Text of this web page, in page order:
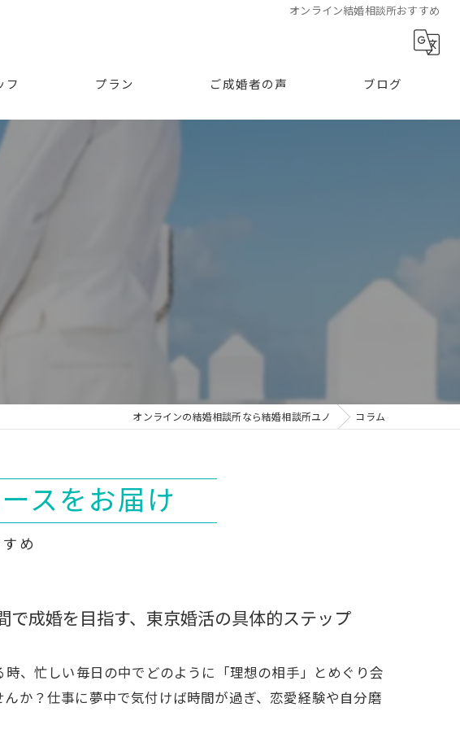
オンライン結婚相談所おすすめ
フ プラン ご成婚者の声 ブログ
オンラインの結婚相談所なら結婚相談所ユノ コラム
スをお届け
め
で成婚を目指す、東京婚活の具体的ステップ
、忙しい毎日の中でどのように「理想の相手」とめぐり会
か？仕事に夢中で気付けば時間が過ぎ、恋愛経験や自分磨